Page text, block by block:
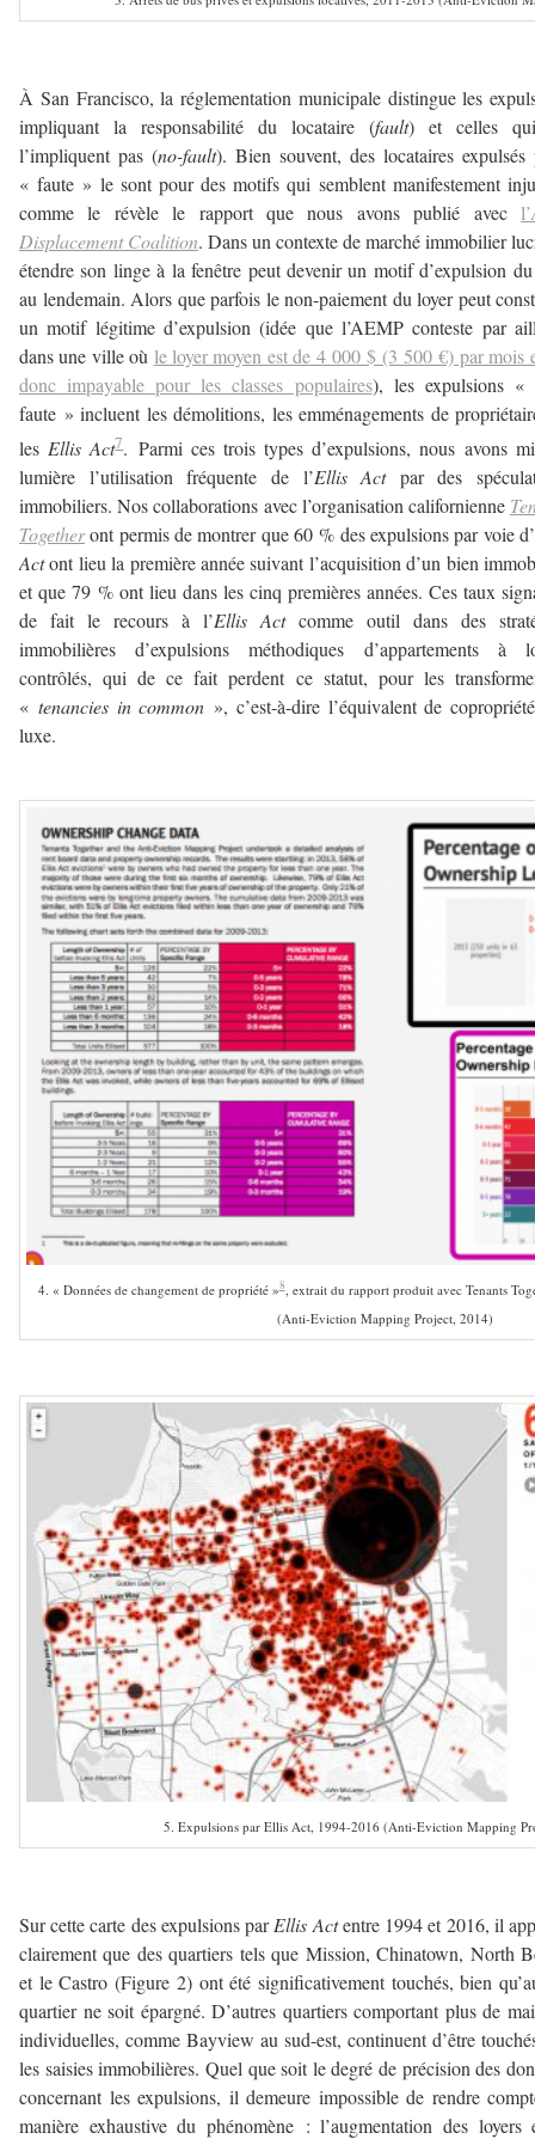
À San Francisco, la réglementation municipale distingue les
impliquant la responsabilité du locataire (fault) et celles
l’impliquent pas (no-fault). Bien souvent, des locataires expulsés
« faute » le sont pour des motifs qui semblent manifestement
comme le révèle le rapport que nous avons publié avec l’
Displacement Coalition. Dans un contexte de marché immobilier
étendre son linge à la fenêtre peut devenir un motif d’expulsion
au lendemain. Alors que parfois le non-paiement du loyer peut
un motif légitime d’expulsion (idée que l’AEMP conteste par
dans une ville où le loyer moyen est de 4 000 $ (3 500 €) par mois
donc impayable pour les classes populaires), les expulsions «
faute » incluent les démolitions, les emménagements de
lesEllis Act7. Parmi ces trois types d’expulsions, nous avons
lumière l’utilisation fréquente de l’Ellis Act par des
immobiliers. Nos collaborations avec l’organisation californienne
Togetheront permis de montrer que 60 % des expulsions par voie d’
Actont lieu la première année suivant l’acquisition d’un bien
et que 79 % ont lieu dans les cinq premières années. Ces taux
de fait le recours à l’Ellis Act comme outil dans des
immobilières d’expulsions méthodiques d’appartements à
contrôlés, qui de ce fait perdent ce statut, pour les
« tenancies in common », c’est-à-dire l’équivalent de
luxe.
4. « Données de changement de propriété »8, extrait du rapport produit avec Tenants
(Anti-Eviction Mapping Project, 2014)
5. Expulsions par Ellis Act, 1994-2016 (Anti-Eviction Mapping
Sur cette carte des expulsions parEllis Actentre 1994 et 2016, il
clairement que des quartiers tels que Mission, Chinatown, North
et le Castro (Figure 2) ont été significativement touchés, bien
quartier ne soit épargné. D’autres quartiers comportant plus de
individuelles, comme Bayview au sud-est, continuent d’être
les saisies immobilières. Quel que soit le degré de précision des
concernant les expulsions, il demeure impossible de rendre
manière exhaustive du phénomène : l’augmentation des loyers